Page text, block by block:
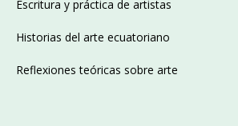
Escritura y práctica de artistas
Historias del arte ecuatoriano
Reflexiones teóricas sobre arte